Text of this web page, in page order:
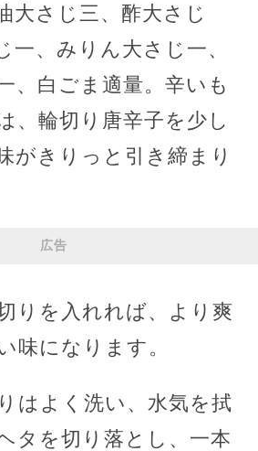
大さじ三、酢大さじ
一、みりん大さじ一、
、白ごま適量。辛いも
、輪切り唐辛子を少し
がきりっと引き締まり
広告
りを入れれば、より爽
味になります。
はよく洗い、水気を拭
タを切り落とし、一本